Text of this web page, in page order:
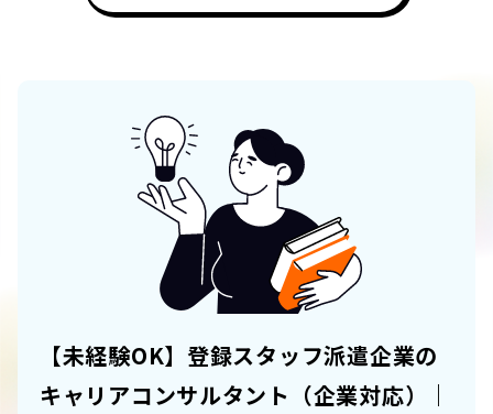
【未経験OK】登録スタッフ派遣企業の
キャリアコンサルタント（企業対応）｜